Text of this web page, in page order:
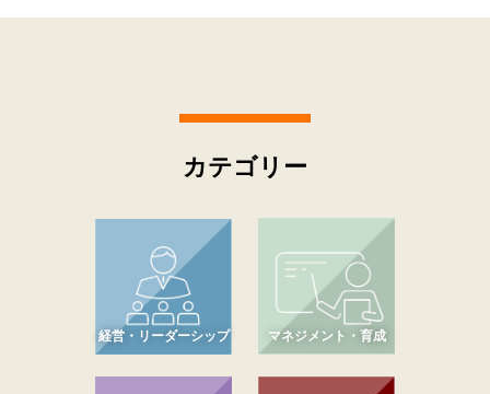
カテゴリー
経営・リーダーシップ マネジメント・育成